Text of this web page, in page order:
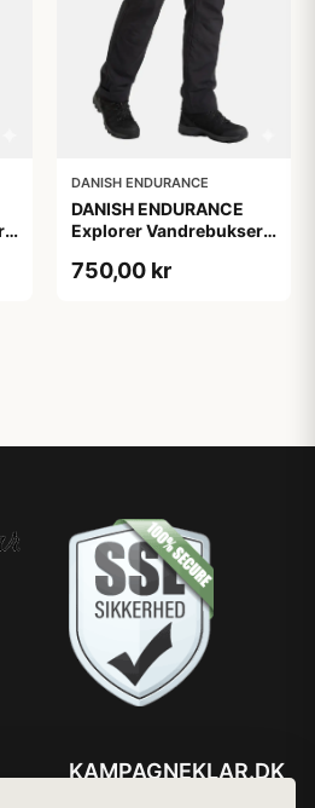
DANISH ENDURANCE
DANISH ENDURANCE
Explorer Vandrebukser,
750,00 kr
KAMPAGNEKLAR.DK